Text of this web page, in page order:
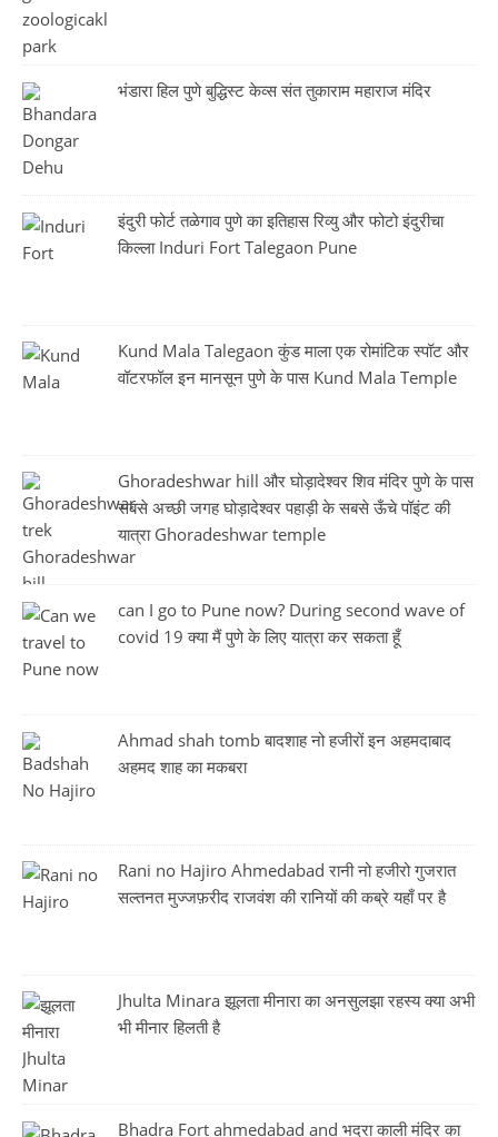
भंडारा हिल पुणे बुद्धिस्ट केव्स संत तुकाराम महाराज मंदिर
इंदुरी फोर्ट तळेगाव पुणे का इतिहास रिव्यु और फोटो इंदुरीचा
किल्ला Induri Fort Talegaon Pune
Kund Mala Talegaon कुंड माला एक रोमांटिक स्पॉट और
वॉटरफॉल इन मानसून पुणे के पास Kund Mala Temple
Ghoradeshwar hill और घोड़ादेश्वर शिव मंदिर पुणे के पास
सबसे अच्छी जगह घोड़ादेश्वर पहाड़ी के सबसे ऊँचे पॉइंट की
यात्रा Ghoradeshwar temple
can I go to Pune now? During second wave of
covid 19 क्या मैं पुणे के लिए यात्रा कर सकता हूँ
Ahmad shah tomb बादशाह नो हजीरों इन अहमदाबाद
अहमद शाह का मकबरा
Rani no Hajiro Ahmedabad रानी नो हजीरो गुजरात
सल्तनत मुज्जफ़रीद राजवंश की रानियों की कब्रे यहाँ पर है
Jhulta Minara झूलता मीनारा का अनसुलझा रहस्य क्या अभी
भी मीनार हिलती है
Bhadra Fort ahmedabad and भद्रा काली मंदिर का